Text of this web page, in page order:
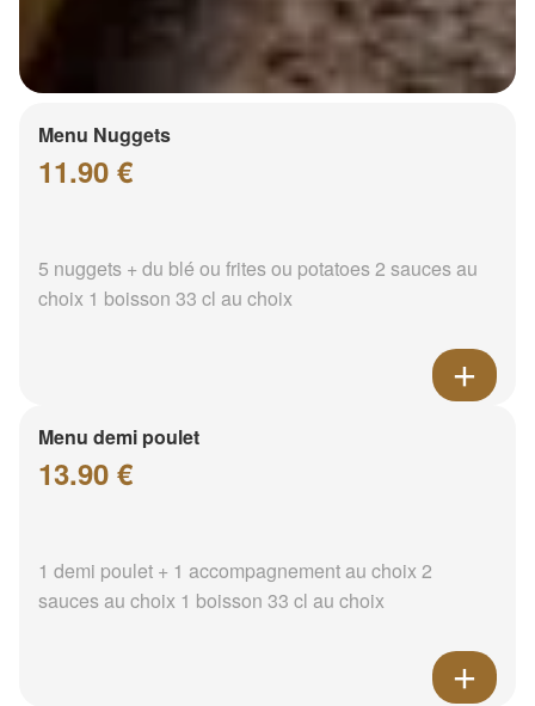
Menu Nuggets
11.90 €
5 nuggets + du blé ou frites ou potatoes 2 sauces au
choix 1 boisson 33 cl au choix
Menu demi poulet
13.90 €
1 demi poulet + 1 accompagnement au choix 2
sauces au choix 1 boisson 33 cl au choix